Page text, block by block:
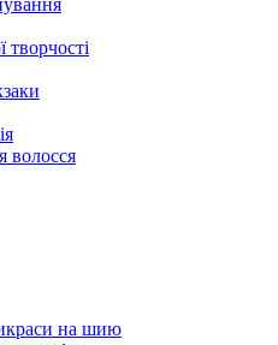
творчості
волосся
на шию